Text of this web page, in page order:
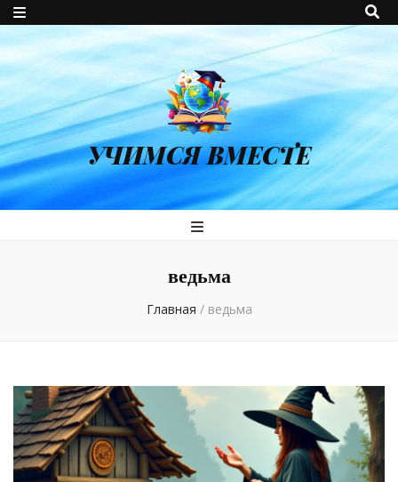
УЧИМСЯ ВМЕСТЕ
ведьма
Главная / ведьма